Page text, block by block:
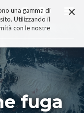
×
una gamma di
Utilizzando il
con le nostre
fuga